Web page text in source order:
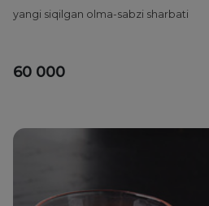
yangi siqilgan olma-sabzi sharbati
60 000